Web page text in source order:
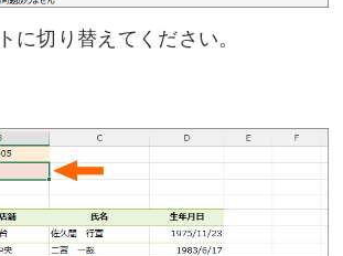
に切り替えてください。